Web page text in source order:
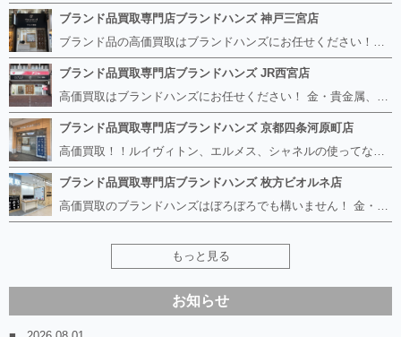
ブランド品買取専門店ブランドハンズ 神戸三宮店
ブランド品の高価買取はブランドハンズにお任せください！！ 高騰し続けている金・貴金属はもちろん、ルイヴィトン、エルメス、シャネル、ロレックスは特に力を入れております。 その他ブランド食器、銀シルバー製品、美容機器、脱毛器、スマホなど幅広く取り扱っております！ 鑑定士は経験豊富で親切丁寧な対応を心がけております。 鑑定書がないものでもしっかり見させて頂きます。
ブランド品買取専門店ブランドハンズ JR西宮店
高価買取はブランドハンズにお任せください！ 金・貴金属、ルイヴィトン、エルメス、シャネル、ロレックスは特に力を入れておりますが、 他店で断られたボロボロになったバッグや財布、壊れたブランド品、時計、千切れた貴金属もお買取り可能です。 経験豊富な鑑定士が宝石やダイヤモンドの鑑定書がないものでもしっかり見させて頂きます。 その他ブランド食器、銀シルバー製品、美容機器、脱毛器、スマホなど幅広く取り扱っております！ 是非お気軽にお越しください。
ブランド品買取専門店ブランドハンズ 京都四条河原町店
高価買取！！ルイヴィトン、エルメス、シャネルの使ってないものなど ブランドハンズならボロボロでも構いません。 他店に断られたものも当店ならお買取り可能です！ ロレックスやフェンディ、グッチも大歓迎です！ ブランド品や貴金属、時計、宝石、ダイヤモンドは特に高価買取ですのでお査定だけでもお待ちしております。
ブランド品買取専門店ブランドハンズ 枚方ビオルネ店
高価買取のブランドハンズはぼろぼろでも構いません！ 金・貴金属、ルイヴィトンやエルメス、シャネルの使ってないものはございませんか？ 他店に断られたものも当店ならお買取り可能です！ ロレックスやフェンディ、グッチも大歓迎！ ブランド品や貴金属、時計、宝石、ダイヤモンドは特に高価買取ですがブランド食器、スマホ、美容機器、銀製品など幅広く取り扱っております。
もっと見る
お知らせ